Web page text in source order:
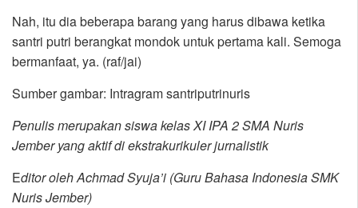
Nah, itu dia beberapa barang yang harus dibawa ketika
santri putri berangkat mondok untuk pertama kali. Semoga
bermanfaat, ya. (raf/jai)
Sumber gambar: Intragram santriputrinuris
Penulis merupakan siswa kelas XI IPA 2 SMA Nuris
Jember yang aktif di ekstrakurikuler jurnalistik
Editor oleh Achmad Syuja’i (Guru Bahasa Indonesia SMK
Nuris Jember)